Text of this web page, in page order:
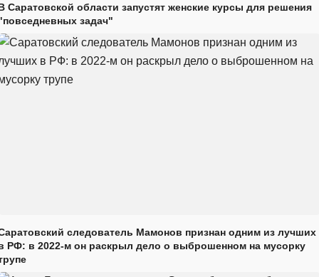
Саратовской области запустят женские курсы для решения
задач"
следователь Мамонов признан одним из лучших
РФ: в 2022-м он раскрыл дело о выброшенном на мусорку